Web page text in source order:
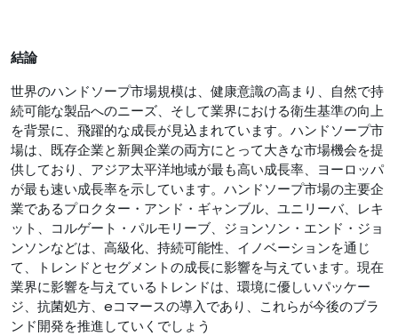
結論
世界のハンドソープ市場規模は、健康意識の高まり、自然で持
続可能な製品へのニーズ、そして業界における衛生基準の向上
を背景に、飛躍的な成長が見込まれています。ハンドソープ市
場は、既存企業と新興企業の両方にとって大きな市場機会を提
供しており、アジア太平洋地域が最も高い成長率、ヨーロッパ
が最も速い成長率を示しています。ハンドソープ市場の主要企
業であるプロクター・アンド・ギャンブル、ユニリーバ、レキ
ット、コルゲート・パルモリーブ、ジョンソン・エンド・ジョ
ンソンなどは、高級化、持続可能性、イノベーションを通じ
て、トレンドとセグメントの成長に影響を与えています。現在
業界に影響を与えているトレンドは、環境に優しいパッケー
ジ、抗菌処方、eコマースの導入であり、これらが今後のブラ
ンド開発を推進していくでしょう